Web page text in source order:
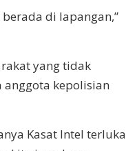
di lapangan,”
yang tidak
kepolisian
Kasat Intel terluka